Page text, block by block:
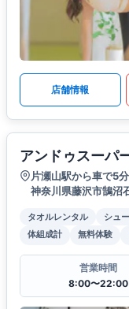
店舗情報
アンドゥスーパ
片瀬山駅から車で5分
神奈川県藤沢市鵠沼
タオルレンタル シュ
体組成計
無料体験
営業時間
8:00〜22:00